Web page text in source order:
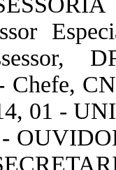
01 -